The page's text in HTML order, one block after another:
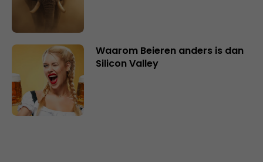
Waarom Beieren anders is dan
Silicon Valley